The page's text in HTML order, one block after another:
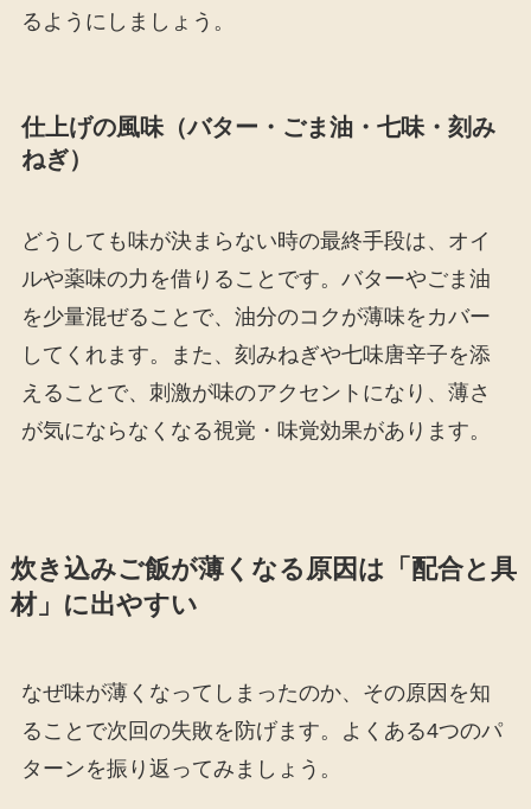
るようにしましょう。
仕上げの風味（バター・ごま油・七味・刻み
ねぎ）
どうしても味が決まらない時の最終手段は、オイ
ルや薬味の力を借りることです。バターやごま油
を少量混ぜることで、油分のコクが薄味をカバー
してくれます。また、刻みねぎや七味唐辛子を添
えることで、刺激が味のアクセントになり、薄さ
が気にならなくなる視覚・味覚効果があります。
炊き込みご飯が薄くなる原因は「配合と具
材」に出やすい
なぜ味が薄くなってしまったのか、その原因を知
ることで次回の失敗を防げます。よくある4つのパ
ターンを振り返ってみましょう。